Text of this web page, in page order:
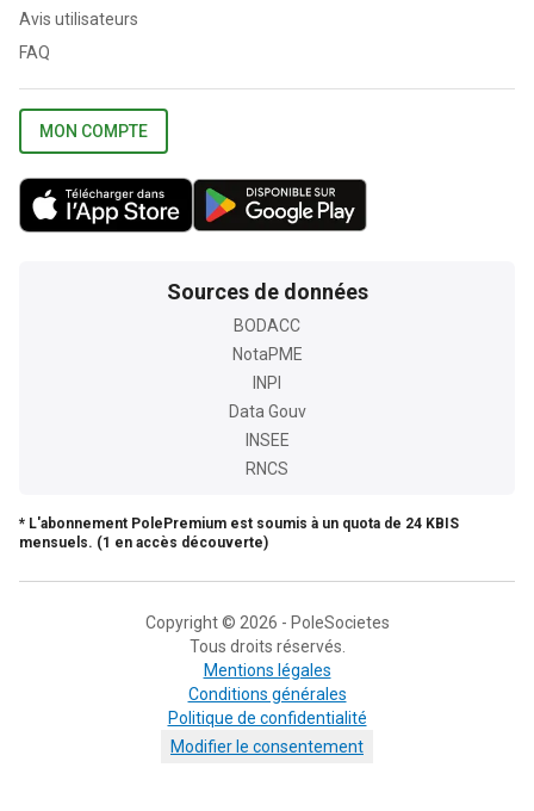
Avis utilisateurs
FAQ
MON COMPTE
Sources de données
BODACC
NotaPME
INPI
Data Gouv
INSEE
RNCS
* L'abonnement PolePremium est soumis à un quota de 24 KBIS
mensuels. (1 en accès découverte)
Copyright © 2026 - PoleSocietes
Tous droits réservés.
Mentions légales
Conditions générales
Politique de confidentialité
Modifier le consentement